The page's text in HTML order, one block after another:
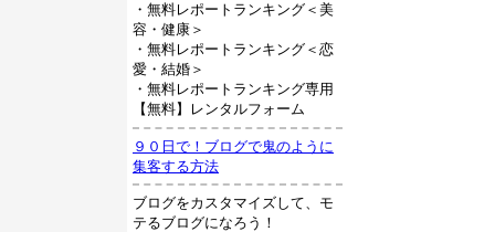
・無料レポートランキング＜美
容・健康＞
・無料レポートランキング＜恋
愛・結婚＞
・無料レポートランキング専用
【無料】レンタルフォーム
９０日で！ブログで鬼のように
集客する方法
ブログをカスタマイズして、モ
テるブログになろう！